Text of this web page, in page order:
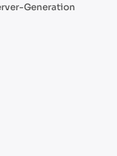
Generation